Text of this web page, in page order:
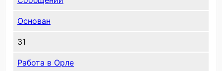
Основан
31
Работа в Орле